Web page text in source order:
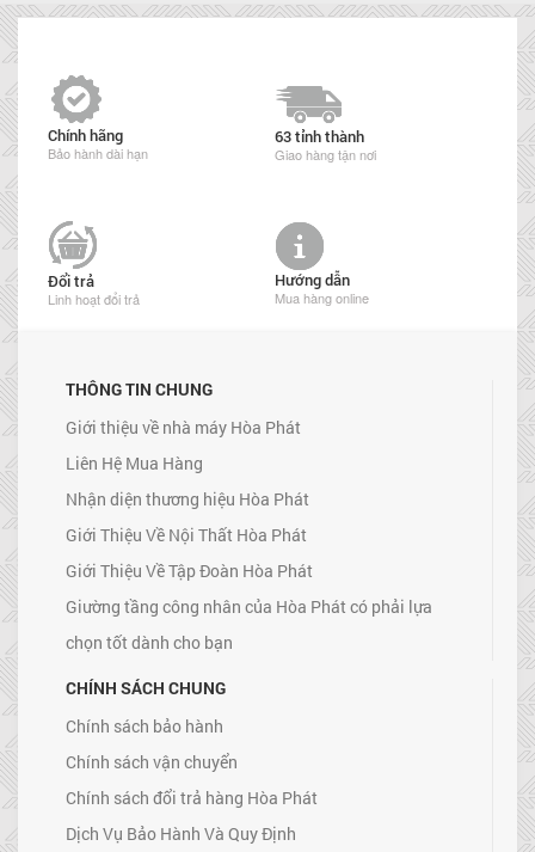
Chính hãng
Bảo hành dài hạn
63 tỉnh thành
Giao hàng tận nơi
Đổi trả
Linh hoạt đổi trả
Hướng dẫn
Mua hàng online
THÔNG TIN CHUNG
Giới thiệu về nhà máy Hòa Phát
Liên Hệ Mua Hàng
Nhận diện thương hiệu Hòa Phát
Giới Thiệu Về Nội Thất Hòa Phát
Giới Thiệu Về Tập Đoàn Hòa Phát
Giường tầng công nhân của Hòa Phát có phải lựa
chọn tốt dành cho bạn
CHÍNH SÁCH CHUNG
Chính sách bảo hành
Chính sách vận chuyển
Chính sách đổi trả hàng Hòa Phát
Dịch Vụ Bảo Hành Và Quy Định